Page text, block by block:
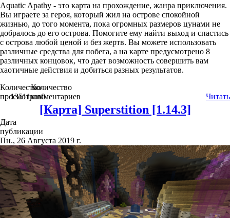
Aquatic Apathy - это карта на прохождение, жанра приключения.
Вы играете за героя, который жил на острове спокойной
жизнью, до того момента, пока огромных размеров цунами не
добралось до его острова. Помогите ему найти выход и спастись
с острова любой ценой и без жертв. Вы можете использовать
различные средства для побега, а на карте предусмотрено 8
различных концовок, что дает возможность совершить вам
хаотичные действия и добиться разных результатов.
Количество
просмотров
13511
Количество
комментариев
0 Читать
[Карта] Superstition [1.14.3]
Дата
публикации
Пн., 26 Августа 2019 г.